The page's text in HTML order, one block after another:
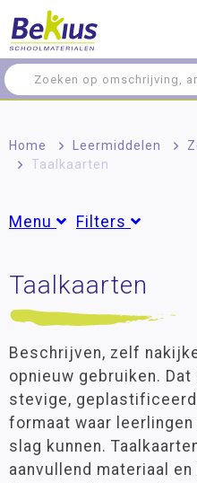
Home > Leermiddelen >
>
Taalkaarten
Menu Filters
Schrijven
Zelfstandig werken
Spelmaterialen
Ajodakt
Groepen
Groep 2
Groep 3(3)
Groep 4
(3)
Groep 5(3)
Groep 6(1)
Groep 7(1)
(1)
Taalkaarten
Beschrijven, zelf
opnieuw gebruiken. Dat
stevige,
formaat waar
slag kunnen.
aanvullend materiaal